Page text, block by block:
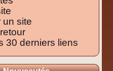
un site
30 derniers liens